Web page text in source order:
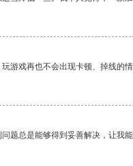
游戏再也不会出现卡顿、掉线的
题总是能够得到妥善解决，让我能